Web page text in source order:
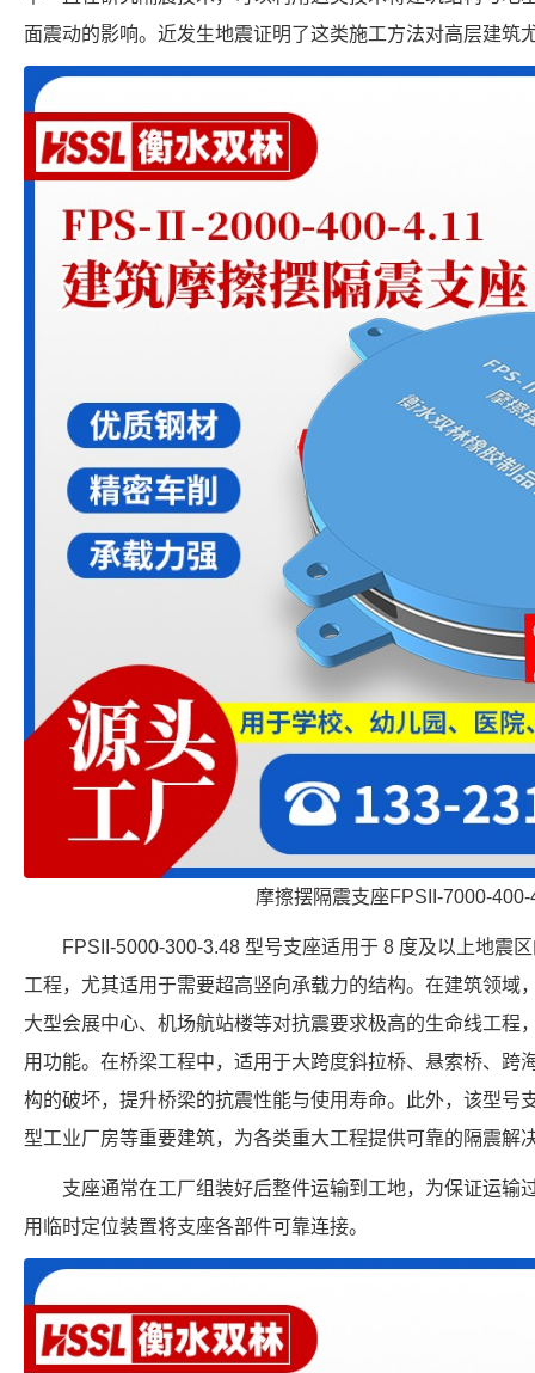
面震动的影响。近发生地震证明了这类施工方法对高层建筑
摩擦摆隔震支座FPSII-7000-400-
FPSII-5000-300-3.48 型号支座适用于 8 度及以上地震
工程，尤其适用于需要超高竖向承载力的结构。在建筑领域
大型会展中心、机场航站楼等对抗震要求极高的生命线工程
用功能。在桥梁工程中，适用于大跨度斜拉桥、悬索桥、跨
构的破坏，提升桥梁的抗震性能与使用寿命。此外，该型号
型工业厂房等重要建筑，为各类重大工程提供可靠的隔震解
支座通常在工厂组装好后整件运输到工地，为保证运输
用临时定位装置将支座各部件可靠连接。